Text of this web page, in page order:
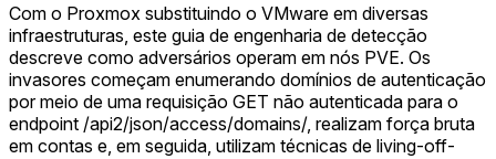
Com o Proxmox substituindo o VMware em diversas
infraestruturas, este guia de engenharia de detecção
descreve como adversários operam em nós PVE. Os
invasores começam enumerando domínios de autenticação
por meio de uma requisição GET não autenticada para o
endpoint /api2/json/access/domains/, realizam força bruta
em contas e, em seguida, utilizam técnicas de living-off-